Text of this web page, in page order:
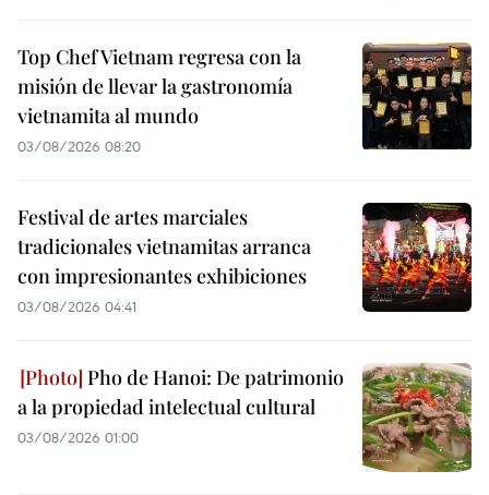
Top Chef Vietnam regresa con la
misión de llevar la gastronomía
vietnamita al mundo
03/08/2026 08:20
Festival de artes marciales
tradicionales vietnamitas arranca
con impresionantes exhibiciones
03/08/2026 04:41
Pho de Hanoi: De patrimonio
a la propiedad intelectual cultural
03/08/2026 01:00